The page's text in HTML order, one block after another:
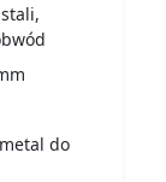
do